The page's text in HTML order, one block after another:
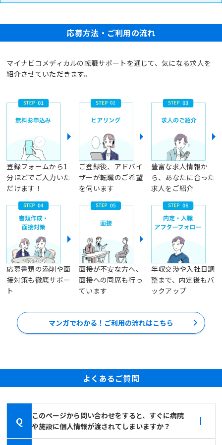
応募方法・ご利用の流れ
マイナビコメディカルの転職サポートを通じて、気になる求人を
紹介させていただきます。
登録フォームから1
分ほどでご入力いた
だけます！
ご登録後、アドバイ
ザーが転職のご希望
を伺います
豊富な求人情報か
ら、あなたに合った
求人をご紹介
応募書類の添削や面
接対策も徹底サポー
ト
面接が不安な方へ、
面接への同席も行っ
ています
年収交渉や入社日調
整まで、内定後もバ
ックアップ
マンガでわかる！ご利用の流れはこちら
よくあるご質問
Q
このページから問い合わせをすると、すぐに病院
や施設に個人情報が渡されてしまいますか？